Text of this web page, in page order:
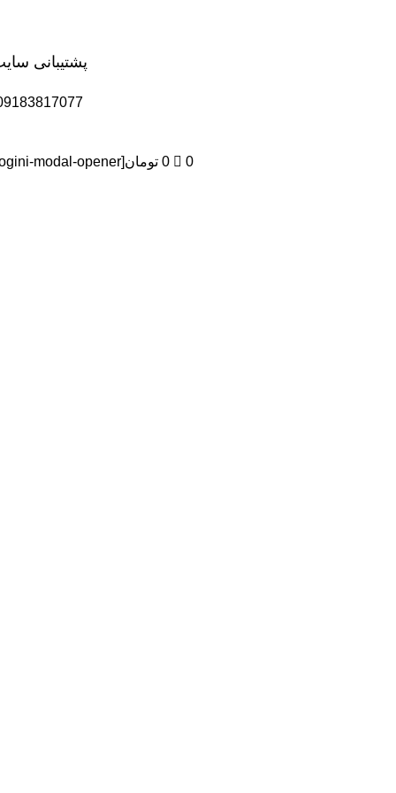
پشتیبانی
0
0 تومان[logini-modal-opener]